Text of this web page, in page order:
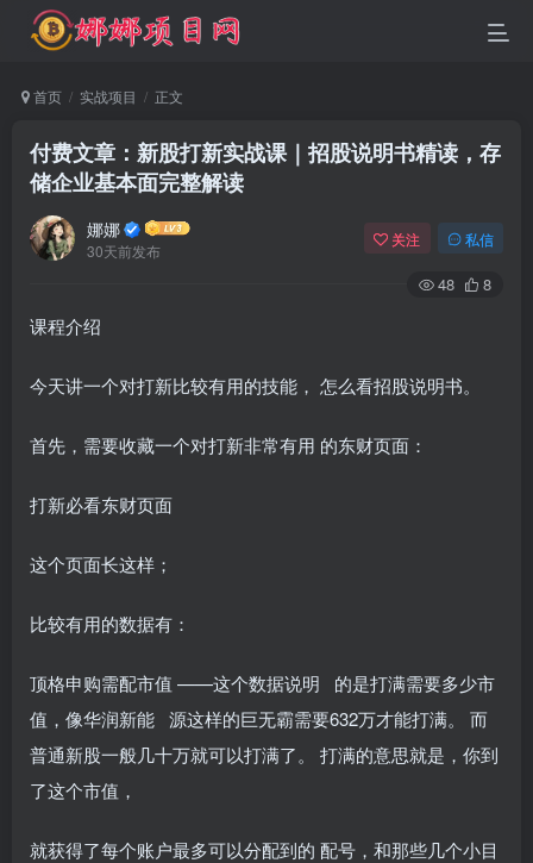
首页 实战项目 正文
付费文章：新股打新实战课｜招股说明书精读，存
储企业基本面完整解读
娜娜
30天前发布
关注 私信
48 8
课程介绍
今天讲一个对打新比较有用的技能， 怎么看招股说明书。
首先，需要收藏一个对打新非常有用 的东财页面：
打新必看东财页面
这个页面长这样；
比较有用的数据有：
顶格申购需配市值 ——这个数据说明 的是打满需要多少市
值，像华润新能 源这样的巨无霸需要632万才能打满。 而
普通新股一般几十万就可以打满了。 打满的意思就是，你到
了这个市值，
就获得了每个账户最多可以分配到的 配号，和那些几个小目